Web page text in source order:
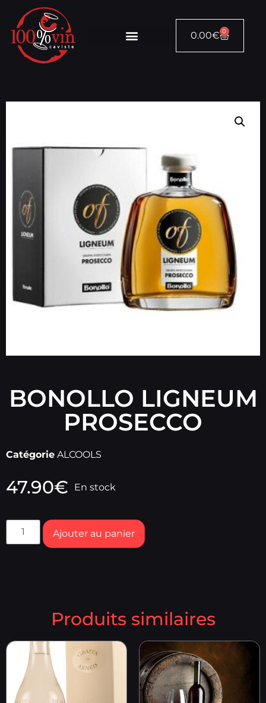
0.00€ 0
BONOLLO LIGNEUM
PROSECCO
Catégorie ALCOOLS
47.90€ En stock
Ajouter au panier
Produits similaires